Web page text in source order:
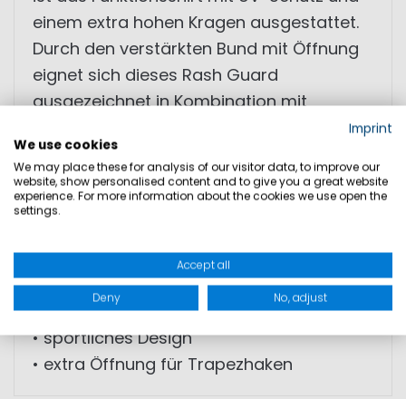
einem extra hohen Kragen ausgestattet.
Durch den verstärkten Bund mit Öffnung
eignet sich dieses Rash Guard
ausgezeichnet in Kombination mit
beim Dinghy-Segeln.
• UV-Schutz
• schnelltrocknend
• elastisches Material
• hoher Tragekomfort
• sportliches Design
• extra Öffnung für Trapezhaken
Imprint
We use cookies
We may place these for analysis of our visitor data, to improve our
website, show personalised content and to give you a great website
experience. For more information about the cookies we use open the
settings.
Accept all
Deny No, adjust